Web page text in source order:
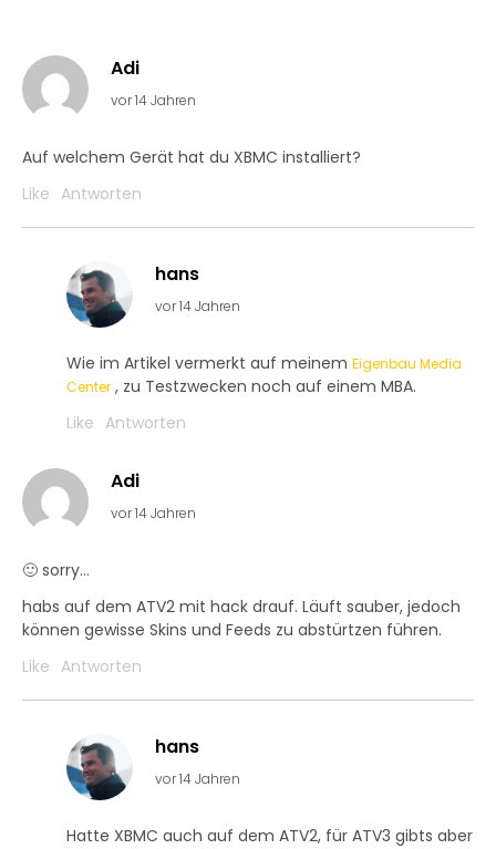
Adi
vor 14 Jahren
Auf welchem Gerät hat du XBMC installiert?
Like Antworten
hans
vor 14 Jahren
Wie im Artikel vermerkt auf meinem Eigenbau Media
Center , zu Testzwecken noch auf einem MBA.
Like Antworten
Adi
vor 14 Jahren
🙂 sorry…
habs auf dem ATV2 mit hack drauf. Läuft sauber, jedoch
können gewisse Skins und Feeds zu abstürtzen führen.
Like Antworten
hans
vor 14 Jahren
Hatte XBMC auch auf dem ATV2, für ATV3 gibts aber